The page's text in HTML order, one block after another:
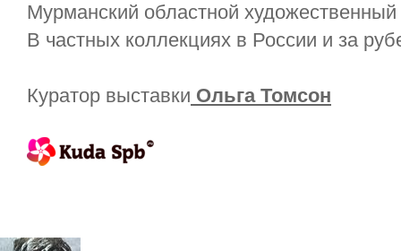
Мурманский областной
В частных коллекциях в России и за
Куратор выставки Ольга Томсон